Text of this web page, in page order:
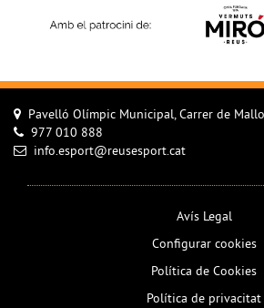
Pavelló Olímpic Municipal, Carrer de
977 010 888
info.esport@reusesport.cat
Avís Legal
Configurar cookies
Política de Cookies
Política de privacitat